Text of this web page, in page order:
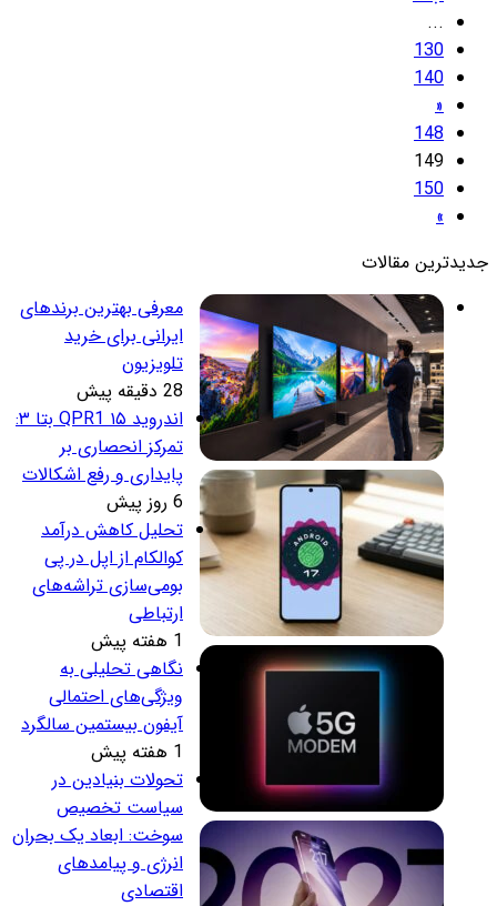
...
130
140
«
148
149
150
»
مقالات
معرفی بهترین برندهای
ایرانی برای خرید
تلویزیون
28 دقیقه پیش
اندروید ۱۵ QPR1 بتا ۳:
تمرکز انحصاری بر
پایداری و رفع اشکالات
تحلیل کاهش درآمد
کوالکام از اپل در پی
بومی‌سازی تراشه‌های
ارتباطی
نگاهی تحلیلی به
ویژگی‌های احتمالی
آیفون بیستمین سالگرد
تحولات بنیادین در
سیاست تخصیص
سوخت: ابعاد یک بحران
انرژی و پیامدهای
اقتصادی